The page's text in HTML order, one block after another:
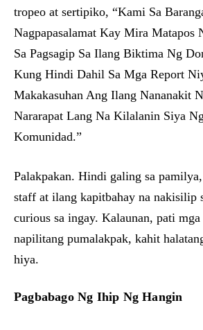
tropeo at sertipiko, “Kami Sa
Nagpapasalamat Kay Mira Matapos
Sa Pagsagip Sa Ilang Biktima Ng
Kung Hindi Dahil Sa Mga Report
Makakasuhan Ang Ilang Nananakit
Nararapat Lang Na Kilalanin Siya
Komunidad.”
Palakpakan. Hindi galing sa
staff at ilang kapitbahay na nakisilip
curious sa ingay. Kalaunan, pati
napilitang pumalakpak, kahit
hiya.
Pagbabago Ng Ihip Ng Hangin